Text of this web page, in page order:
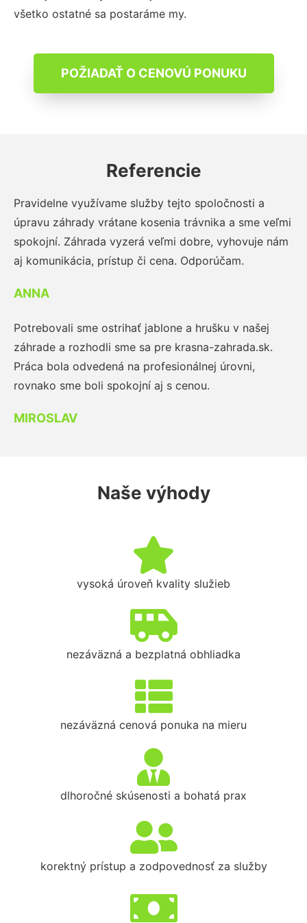
všetko ostatné sa postaráme my.
POŽIADAŤ O CENOVÚ PONUKU
Referencie
Pravidelne využívame služby tejto spoločnosti a
úpravu záhrady vrátane kosenia trávnika a sme veľmi
spokojní. Záhrada vyzerá veľmi dobre, vyhovuje nám
aj komunikácia, prístup či cena. Odporúčam.
ANNA
Potrebovali sme ostrihať jablone a hrušku v našej
záhrade a rozhodli sme sa pre krasna-zahrada.sk.
Práca bola odvedená na profesionálnej úrovni,
rovnako sme boli spokojní aj s cenou.
MIROSLAV
Naše výhody
vysoká úroveň kvality služieb
nezáväzná a bezplatná obhliadka
nezáväzná cenová ponuka na mieru
dlhoročné skúsenosti a bohatá prax
korektný prístup a zodpovednosť za služby